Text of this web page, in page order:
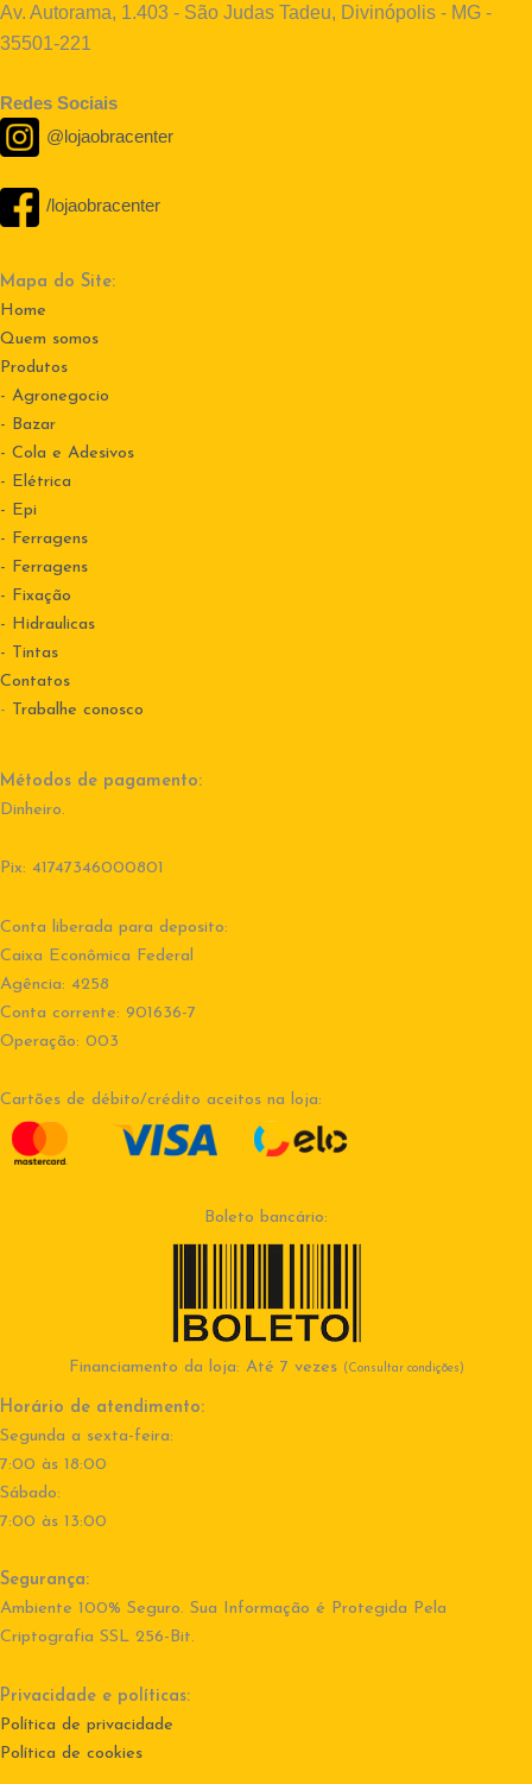
Av. Autorama, 1.403 - São Judas Tadeu, Divinópolis - MG -
35501-221
Redes Sociais
@lojaobracenter
/lojaobracenter
Mapa do Site:
Home
Quem somos
Produtos
- Agronegocio
- Bazar
- Cola e Adesivos
- Elétrica
- Epi
- Ferragens
- Ferragens
- Fixação
- Hidraulicas
- Tintas
Contatos
- Trabalhe conosco
Métodos de pagamento:
Dinheiro.
Pix: 41747346000801
Conta liberada para deposito:
Caixa Econômica Federal
Agência: 4258
Conta corrente: 901636-7
Operação: 003
Cartões de débito/crédito aceitos na loja:
Boleto bancário:
Financiamento da loja: Até 7 vezes (Consultar condições)
Horário de atendimento:
Segunda a sexta-feira:
7:00 às 18:00
Sábado:
7:00 às 13:00
Segurança:
Ambiente 100% Seguro. Sua Informação é Protegida Pela
Criptografia SSL 256-Bit.
Privacidade e políticas:
Política de privacidade
Política de cookies